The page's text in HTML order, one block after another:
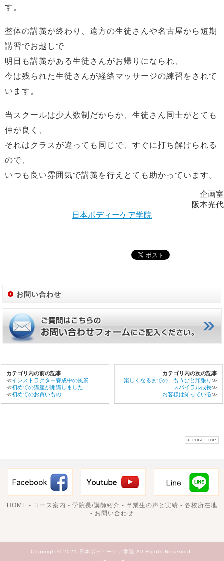
す。
整体の講義が終わり、遠方の生徒さんや名古屋から短期
講習でお越しで
明日も講義がある生徒さんがお帰りになられ、
今は残られた生徒さんが経絡マッサージの練習をされて
います。
当スクールは少人数制だからか、生徒さん同士がとても
仲が良く、
それはクラスが違っても同じで、すぐに打ち解けられる
ので、
いつも良い雰囲気で講義を行えとても助かっています。
企画室
阪本光代
日本ボディーケア学院
お問い合わせ
カテゴリ内の前の記事
≪インストラクター養成中の風景
≪初めての講座が開講しました
≪初めてのお買いもの
カテゴリ内の次の記事
楽しくなるまでの、もうひと頑張り≫
スパイラル成長≫
お客様は知っている≫
HOME - コース案内 - 学院長/講師紹介 - 卒業生の声と実績 - 各校所在地
- お問い合わせ
Copyright© 2021 日本ボディーケア学院 All Rights Reserved.